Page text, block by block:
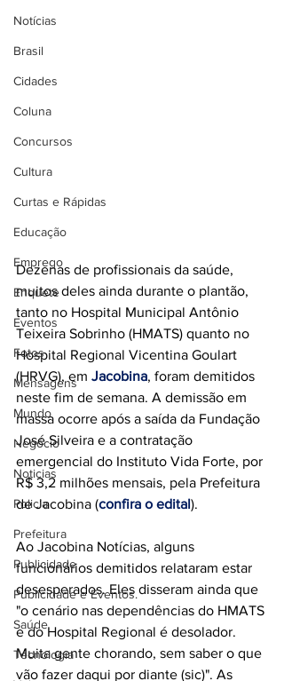
Notícias
Brasil
Cidades
Coluna
Concursos
Cultura
Curtas e Rápidas
Educação
Emprego
Enquete
Eventos
Fotos
Mensagens
Mundo
Negócio
Noticias
Policia
Prefeitura
Publicidade
Publicidade e Eventos.
Saúde
Tecnologia
Dezenas de profissionais da saúde,
muitos deles ainda durante o plantão,
tanto no Hospital Municipal Antônio
Teixeira Sobrinho (HMATS) quanto no
Hospital Regional Vicentina Goulart
(HRVG), em Jacobina, foram demitidos
neste fim de semana. A demissão em
massa ocorre após a saída da Fundação
José Silveira e a contratação
emergencial do Instituto Vida Forte, por
R$ 3,2 milhões mensais, pela Prefeitura
de Jacobina (confira o edital).
Ao Jacobina Notícias, alguns
funcionários demitidos relataram estar
desesperados. Eles disseram ainda que
"o cenário nas dependências do HMATS
e do Hospital Regional é desolador.
Muita gente chorando, sem saber o que
vão fazer daqui por diante (sic)". As